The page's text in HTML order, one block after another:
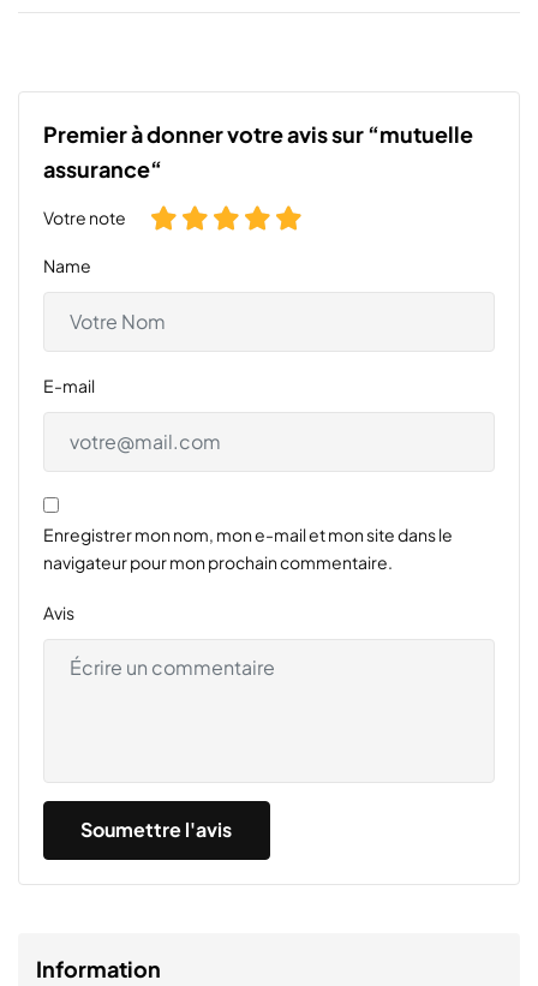
Premier à donner votre avis sur “mutuelle
assurance“
Votre note
Name
E-mail
Enregistrer mon nom, mon e-mail et mon site dans le
navigateur pour mon prochain commentaire.
Avis
Information